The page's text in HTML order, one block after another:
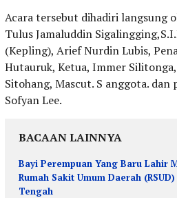
Acara tersebut dihadiri langsung
Tulus Jamaluddin
(Kepling), Arief Nurdin Lubis,
Hutauruk, Ketua, Immer
Sitohang, Mascut. S anggota.
Sofyan Lee.
BACAAN LAINNYA
Bayi Perempuan Yang Baru Lahir
Rumah Sakit Umum Daerah
Tengah